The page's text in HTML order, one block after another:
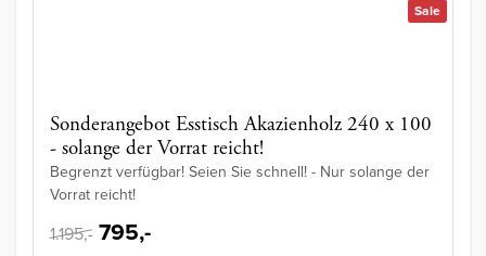
Sale
Sonderangebot Esstisch Akazienholz 240 x 100
- solange der Vorrat reicht!
Begrenzt verfügbar! Seien Sie schnell! - Nur solange der
Vorrat reicht!
1.195,- 795,-